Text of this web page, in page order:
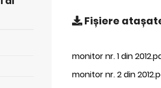
Fișiere
monitor nr. 1 din
monitor nr. 2 din